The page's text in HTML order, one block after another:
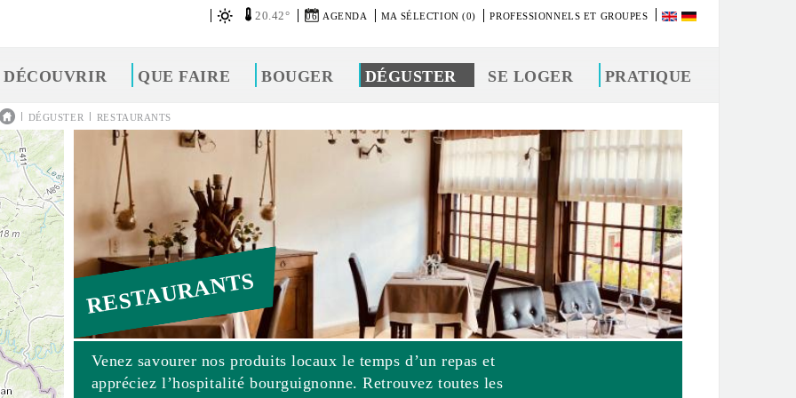
20.42° 06 AGENDA MA SÉLECTION (0) PROFESSIONNELS ET GROUPES
DÉCOUVRIR QUE FAIRE BOUGER DÉGUSTER SE LOGER PRATIQUE
| DÉGUSTER | RESTAURANTS
RESTAURANTS
Venez savourer nos produits locaux le temps d’un repas et
appréciez l’hospitalité bourguignonne. Retrouvez toutes les